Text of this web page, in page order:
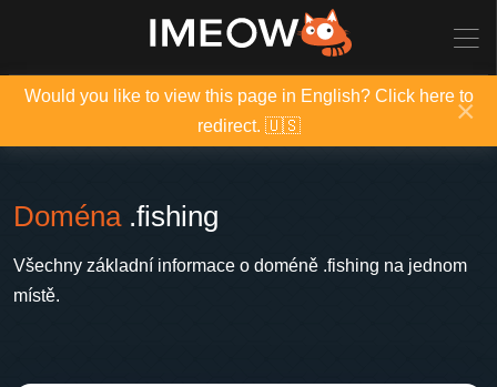
Would you like to view this page in English? Click here to
redirect. 🇺🇸
×
Doména.fishing
Všechny základní informace o doméně .fishing na jednom
místě.